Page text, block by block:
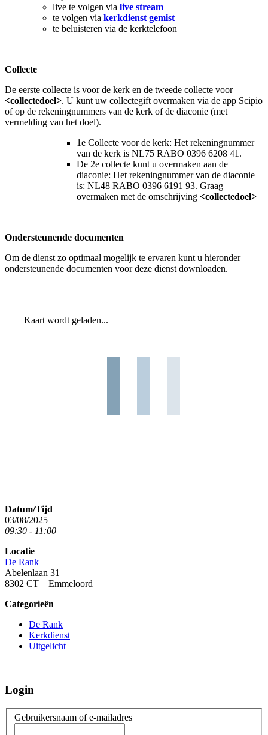
live te volgen via live stream
te volgen via kerkdienst gemist
te beluisteren via de kerktelefoon
Collecte
De eerste collecte is voor de kerk en de tweede collecte voor
<collectedoel>. U kunt uw collectegift overmaken via de app Scipio
of op de rekeningnummers van de kerk of de diaconie (met
vermelding van het doel).
1e Collecte voor de kerk: Het rekeningnummer
van de kerk is NL75 RABO 0396 6208 41.
De 2e collecte kunt u overmaken aan de
diaconie: Het rekeningnummer van de diaconie
is: NL48 RABO 0396 6191 93. Graag
overmaken met de omschrijving <collectedoel>
Ondersteunende documenten
Om de dienst zo optimaal mogelijk te ervaren kunt u hieronder
ondersteunende documenten voor deze dienst downloaden.
Kaart wordt geladen...
Datum/Tijd
03/08/2025
09:30 - 11:00
Locatie
De Rank
Abelenlaan 31
8302 CT Emmeloord
Categorieën
De Rank
Kerkdienst
Uitgelicht
Login
Gebruikersnaam of e-mailadres